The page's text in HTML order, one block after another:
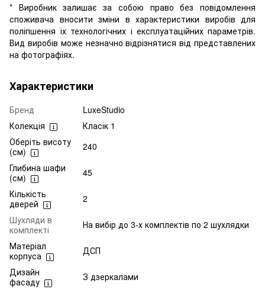
* Виробник залишає за собою право без повідомлення
споживача вносити зміни в характеристики виробів для
поліпшення їх технологічних і експлуатаційних параметрів.
Вид виробів може незначно відрізнятися від представлених
на фотографіях.
Характеристики
Бренд
LuxeStudio
Колекція
Класік 1
Оберіть висоту
(см)
240
Глибина шафи
(см)
45
Кількість
дверей
2
Шухляди в
комплекті
На вибір до 3-х комплектів по 2 шухлядки
Матеріал
корпуса
ДСП
Дизайн
фасаду
З дзеркалами